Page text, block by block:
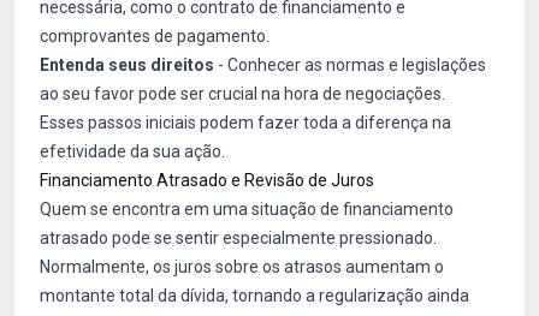
necessária, como o contrato de financiamento e
comprovantes de pagamento.
Entenda seus direitos - Conhecer as normas e legislações
ao seu favor pode ser crucial na hora de negociações.
Esses passos iniciais podem fazer toda a diferença na
efetividade da sua ação.
Financiamento Atrasado e Revisão de Juros
Quem se encontra em uma situação de financiamento
atrasado pode se sentir especialmente pressionado.
Normalmente, os juros sobre os atrasos aumentam o
montante total da dívida, tornando a regularização ainda